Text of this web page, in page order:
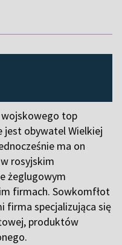
wojskowego top
jest obywatel Wielkiej
ma on
rosyjskim
żeglugowym
firmach. Sowkomfłot
firma specjalizująca się
produktów